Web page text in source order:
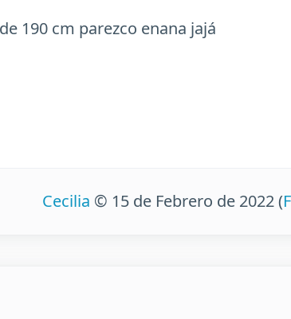
190 cm parezco enana jajá
Cecilia © 15 de Febrero de 2022(